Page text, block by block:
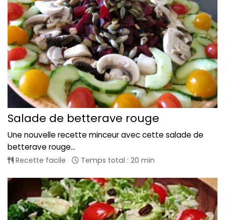
Salade de betterave rouge
Une nouvelle recette minceur avec cette salade de
betterave rouge...
Recette facile Temps total : 20 min